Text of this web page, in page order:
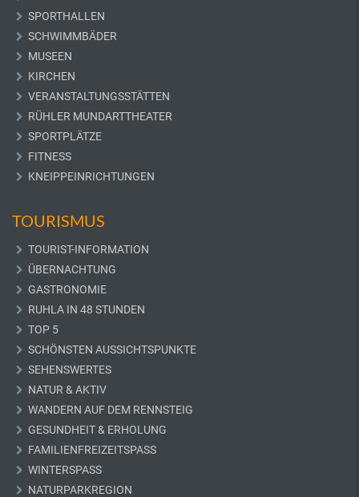
SPORTHALLEN
SCHWIMMBÄDER
MUSEEN
KIRCHEN
VERANSTALTUNGSSTÄTTEN
RÜHLER MUNDARTTHEATER
SPORTPLÄTZE
FITNESS
KNEIPPEINRICHTUNGEN
TOURISMUS
TOURIST-INFORMATION
ÜBERNACHTUNG
GASTRONOMIE
RUHLA IN 48 STUNDEN
TOP 5
SCHÖNSTEN AUSSICHTSPUNKTE
SEHENSWERTES
NATUR & AKTIV
WANDERN AUF DEM RENNSTEIG
GESUNDHEIT & ERHOLUNG
FAMILIENFREIZEITSPASS
WINTERSPASS
NATURPARKREGION